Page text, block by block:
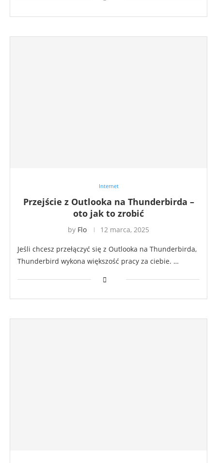
Internet
Przejście z Outlooka na Thunderbirda –
oto jak to zrobić
by Flo 12 marca, 2025
Jeśli chcesz przełączyć się z Outlooka na Thunderbirda,
Thunderbird wykona większość pracy za ciebie. …